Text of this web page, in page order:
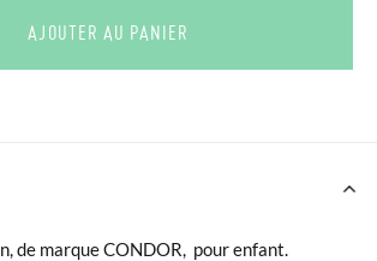
AJOUTER AU PANIER
de marque CONDOR, pour enfant.